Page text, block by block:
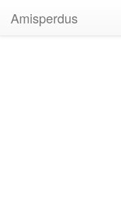
Amisperdus